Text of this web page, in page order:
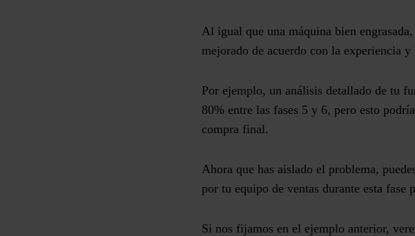
Al igual que una máquina bien
mejorado de acuerdo con la experiencia
Por ejemplo, un análisis detallado de tu
80% entre las fases 5 y 6, pero esto
compra final.
Ahora que has aislado el problema,
por tu equipo de ventas durante esta fase
Si nos fijamos en el ejemplo anterior,